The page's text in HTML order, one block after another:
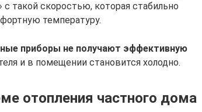
с такой скоростью, которая стабильно
температуру.
приборы не получают эффективную
и в помещении становится холодно.
отопления частного дома